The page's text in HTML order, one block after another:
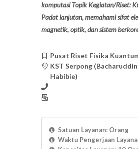
komputasi Topik Kegiatan/Riset:
Padat lanjutan, memahami sifat
magnetik, optik, dan sistem
Pusat Riset Fisika
KST Serpong
Habibie)
Satuan Layanan: Orang
Waktu Pengerjaan